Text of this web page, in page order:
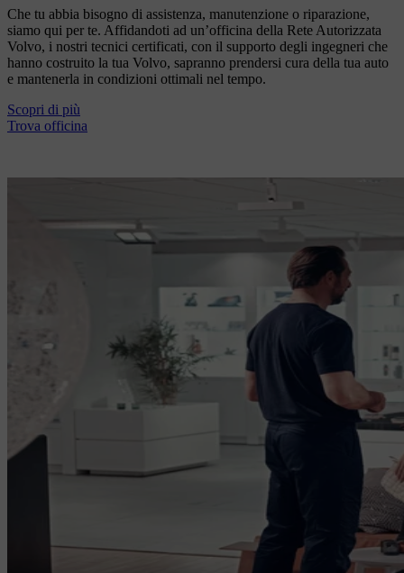
Che tu abbia bisogno di assistenza, manutenzione o riparazione,
siamo qui per te. Affidandoti ad un’officina della Rete Autorizzata
Volvo, i nostri tecnici certificati, con il supporto degli ingegneri che
hanno costruito la tua Volvo, sapranno prendersi cura della tua auto
e mantenerla in condizioni ottimali nel tempo.
Scopri di più
Trova officina